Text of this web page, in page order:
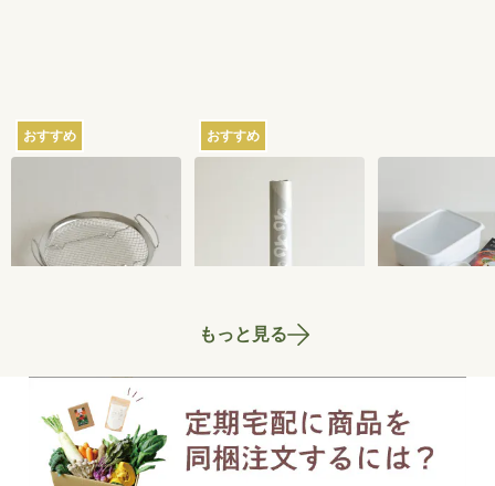
おすすめ
2,750
おすすめ
さささの和晒（わざ
らし）ロール ミシン
器 2.8L
もっと見る